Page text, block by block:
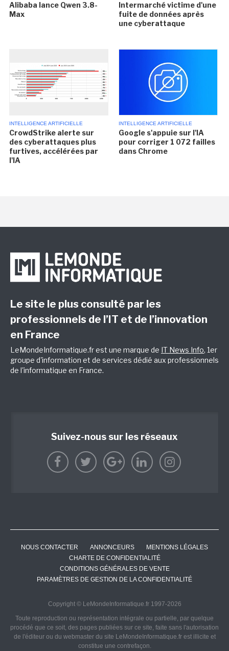
Alibaba lance Qwen 3.8-
Max
Intermarché victime d'une
fuite de données après
une cyberattaque
INTELLIGENCE ARTIFICIELLE
CrowdStrike alerte sur
des cyberattaques plus
furtives, accélérées par
l'IA
INTELLIGENCE ARTIFICIELLE
Google s'appuie sur l'IA
pour corriger 1 072 failles
dans Chrome
Le site le plus consulté par les
professionnels de l’IT et de l’innovation
en France
LeMondeInformatique.fr est une marque de IT News Info, 1er
groupe d'information et de services dédié aux professionnels
de l'informatique en France.
Suivez-nous sur les réseaux
NOUS CONTACTER ANNONCEURS
MENTIONS LÉGALES
CHARTE DE CONFIDENTIALITÉ
CONDITIONS GÉNÉRALES DE VENTE
PARAMÈTRES DE GESTION DE LA CONFIDENTIALITÉ
Copyright © LeMondeInformatique.fr 1997-2026
Toute reproduction ou représentation intégrale ou partielle, par quelque
procédé que ce soit, des pages publiées sur ce site, faite sans l'autorisation
de l'éditeur ou du webmaster du site LeMondeInformatique.fr est illicite et
constitue une contrefaçon.